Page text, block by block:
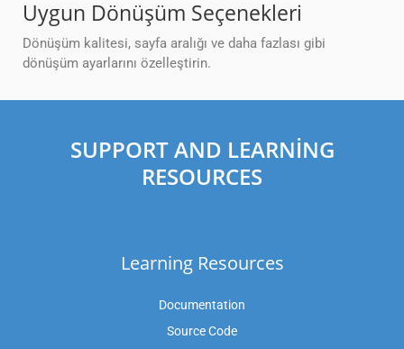
Uygun Dönüşüm Seçenekleri
Dönüşüm kalitesi, sayfa aralığı ve daha fazlası gibi
dönüşüm ayarlarını özelleştirin.
SUPPORT AND LEARNING
RESOURCES
Learning Resources
Documentation
Source Code